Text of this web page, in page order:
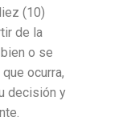
(10)
de la
o se
que ocurra,
decisión y